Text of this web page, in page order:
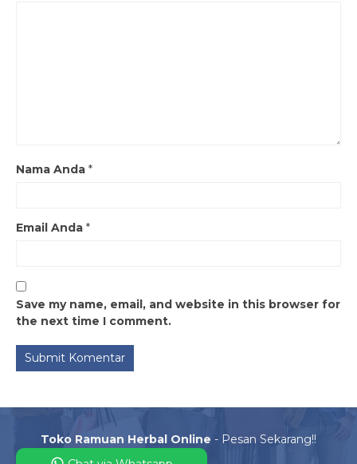
Nama Anda *
Email Anda *
Save my name, email, and website in this browser for
the next time I comment.
Toko Ramuan Herbal Online - Pesan Sekarang!!